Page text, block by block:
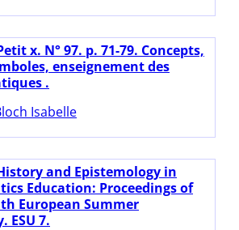
x. N° 97. p. 71-79. Concepts,
enseignement des
.
Isabelle
and Epistemology in
Education: Proceedings of
European Summer
ESU 7.